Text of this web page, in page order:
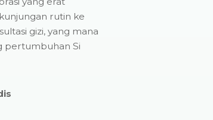
rutin ke
gizi, yang mana
pertumbuhan Si